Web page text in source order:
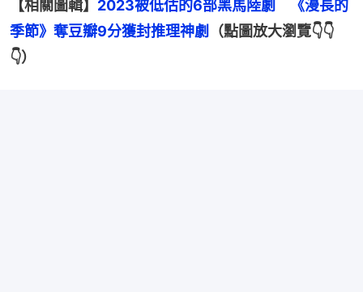
【相關圖輯】 2023被低估的6部黑馬陸劇　《漫長的
季節》奪豆瓣9分獲封推理神劇 （點圖放大瀏覽👇👇
👇）